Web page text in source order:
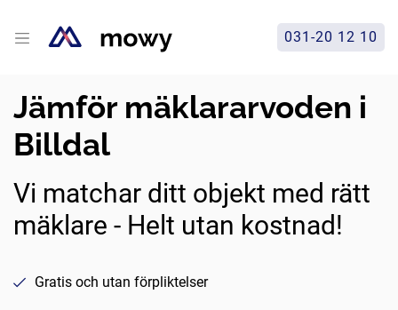
031-20 12 10
Jämför mäklararvoden i
Billdal
Vi matchar ditt objekt med rätt
mäklare - Helt utan kostnad!
Gratis och utan förpliktelser